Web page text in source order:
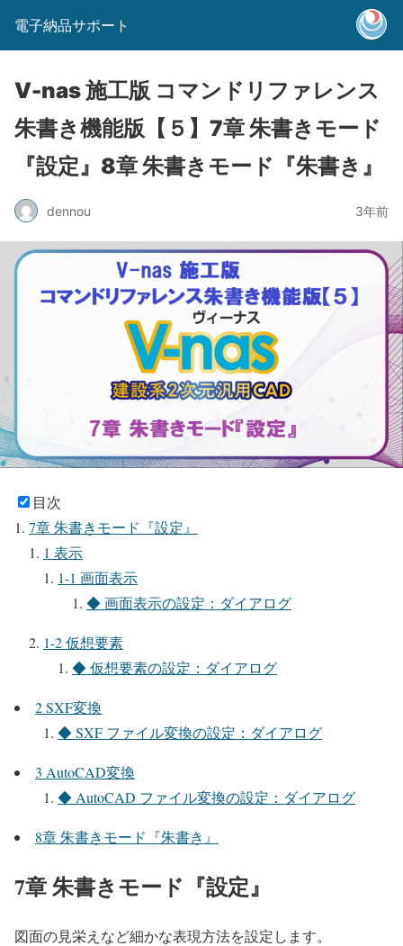
電子納品サポート
V-nas 施工版 コマンドリファレンス
朱書き機能版【５】7章 朱書きモード
『設定』8章 朱書きモード『朱書き』
dennou 3年前
目次
7章 朱書きモード『設定』
1 表示
1-1 画面表示
◆ 画面表示の設定：ダイアログ
1-2 仮想要素
◆ 仮想要素の設定：ダイアログ
2 SXF変換
◆ SXF ファイル変換の設定：ダイアログ
3 AutoCAD変換
◆ AutoCAD ファイル変換の設定：ダイアログ
8章 朱書きモード『朱書き』
7章 朱書きモード『設定』
図面の見栄えなど細かな表現方法を設定します。